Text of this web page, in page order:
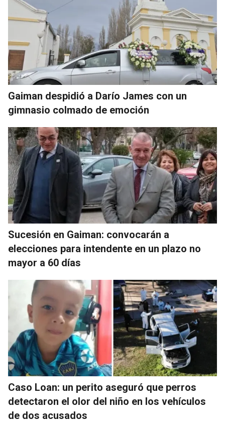
Gaiman despidió a Darío James con un
gimnasio colmado de emoción
Sucesión en Gaiman: convocarán a
elecciones para intendente en un plazo no
mayor a 60 días
Caso Loan: un perito aseguró que perros
detectaron el olor del niño en los vehículos
de dos acusados